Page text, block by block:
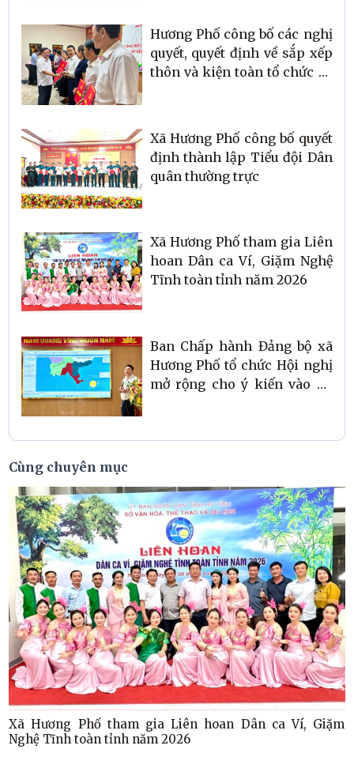
Hương Phố công bố các nghị
quyết, quyết định về sắp xếp
thôn và kiện toàn tổ chức bộ
Xã Hương Phố công bố quyết
định thành lập Tiểu đội Dân
quân thường trực
Xã Hương Phố tham gia Liên
hoan Dân ca Ví, Giặm Nghệ
Tĩnh toàn tỉnh năm 2026
Ban Chấp hành Đảng bộ xã
Hương Phố tổ chức Hội nghị
mở rộng cho ý kiến vào dự
Cùng chuyên mục
Xã Hương Phố tham gia Liên hoan Dân ca Ví, Giặm
Nghệ Tĩnh toàn tỉnh năm 2026